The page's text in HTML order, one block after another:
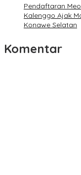
Pendaftaran
Kalenggo Ajak
Konawe Selatan
Komentar